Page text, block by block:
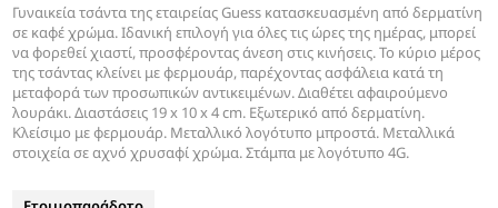
Γυναικεία τσάντα της εταιρείας Guess κατασκευασμένη από δερματίνη
σε καφέ χρώμα. Ιδανική επιλογή για όλες τις ώρες της ημέρας, μπορεί
να φορεθεί χιαστί, προσφέροντας άνεση στις κινήσεις. Το κύριο μέρος
της τσάντας κλείνει με φερμουάρ, παρέχοντας ασφάλεια κατά τη
μεταφορά των προσωπικών αντικειμένων. Διαθέτει αφαιρούμενο
λουράκι. Διαστάσεις 19 x 10 x 4 cm. Εξωτερικό από δερματίνη.
Κλείσιμο με φερμουάρ. Μεταλλικό λογότυπο μπροστά. Μεταλλικά
στοιχεία σε αχνό χρυσαφί χρώμα. Στάμπα με λογότυπο 4G.